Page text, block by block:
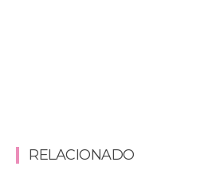
RELACIONADO